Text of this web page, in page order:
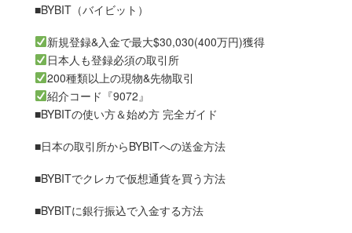
■BYBIT（バイビット）
新規登録&入金で最大$30,030(400万円)獲得
日本人も登録必須の取引所
200種類以上の現物&先物取引
紹介コード『9072』
■BYBITの使い方＆始め方 完全ガイド
■日本の取引所からBYBITへの送金方法
■BYBITでクレカで仮想通貨を買う方法
■BYBITに銀行振込で入金する方法